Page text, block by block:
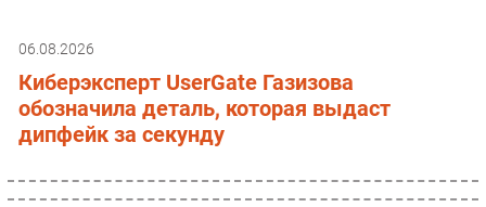
06.08.2026
Киберэксперт UserGate Газизова
обозначила деталь, которая выдаст
дипфейк за секунду